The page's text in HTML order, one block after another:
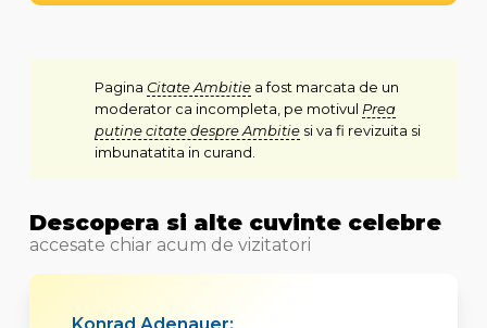
Pagina Citate Ambitiea fost marcata de un
moderator ca incompleta, pe motivul Prea
putine citate despre Ambitiesi va fi revizuita si
imbunatatita in curand.
Descopera si alte cuvinte celebre
accesate chiar acum de vizitatori